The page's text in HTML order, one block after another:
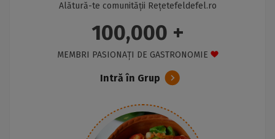
Alătură-te comunității Rețetefeldefel.ro
100,000 +
MEMBRI PASIONAȚI DE GASTRONOMIE
Intră în Grup